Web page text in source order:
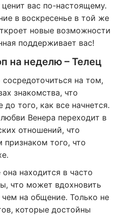
вас по-настоящему.
в воскресенье в той же
новые возможности
поддерживает вас!
на неделю – Телец
на том,
знакомства, что
того, как все начнется.
Венера переходит в
отношений, что
признаком того, что
находится в часто
что может вдохновить
на общение. Только не
которые достойны